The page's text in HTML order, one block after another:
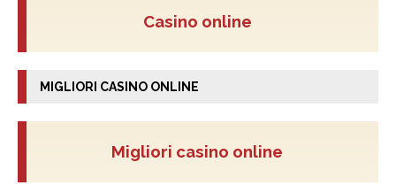
Casino online
MIGLIORI CASINO ONLINE
Migliori casino online